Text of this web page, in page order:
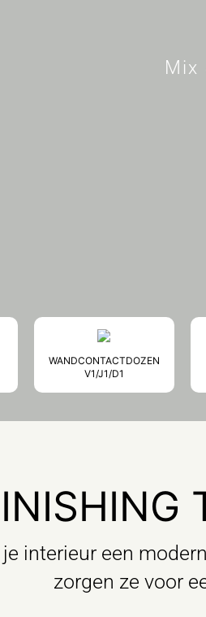
Mix
WANDCONTACTDOZEN
V1/J1/D1
je interieur een
zorgen ze voor